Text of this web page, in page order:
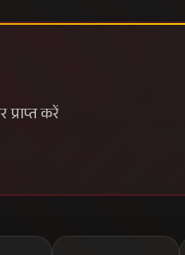
करें